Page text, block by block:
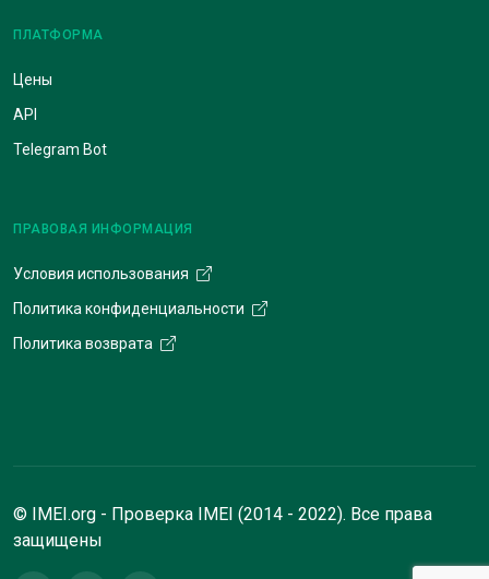
ПЛАТФОРМА
Цены
API
Telegram Bot
ПРАВОВАЯ ИНФОРМАЦИЯ
Условия использования
Политика конфиденциальности
Политика возврата
© IMEI.org - Проверка IMEI (2014 - 2022). Все права
защищены